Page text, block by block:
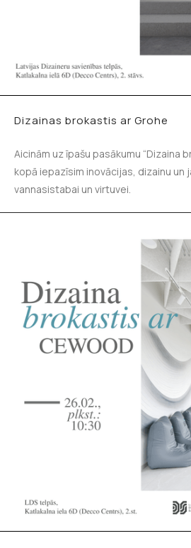
Dizainas brokastis ar Grohe
Aicinām uz īpašu pasākumu “Dizaina
kopā iepazīsim inovācijas, dizainu un
vannasistabai un virtuvei.